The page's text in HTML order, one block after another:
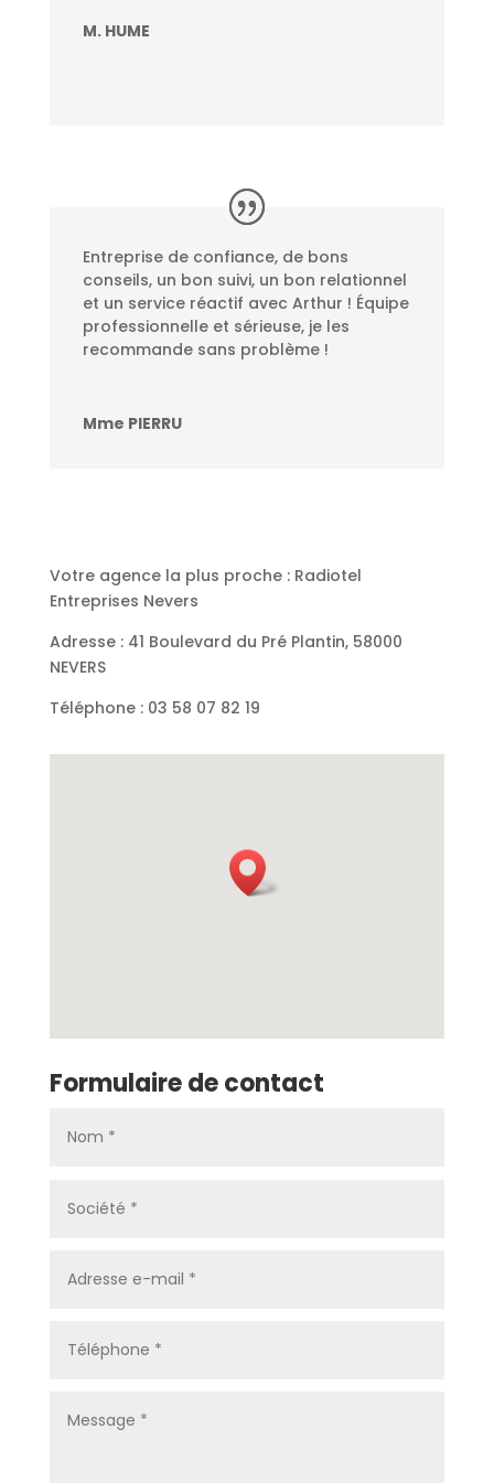
M. HUME
Entreprise de confiance, de bons
conseils, un bon suivi, un bon relationnel
et un service réactif avec Arthur ! Équipe
professionnelle et sérieuse, je les
recommande sans problème !
Mme PIERRU
Votre agence la plus proche : Radiotel
Entreprises Nevers
Adresse : 41 Boulevard du Pré Plantin, 58000
NEVERS
Téléphone : 03 58 07 82 19
Formulaire de contact